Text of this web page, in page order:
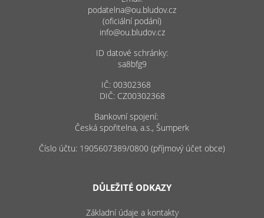
podatelna@ou.bludov.cz
(oficiální podání)
info@ou.bludov.cz
ID datové schránky:
sa8bfg9
IČ: 00302368
DIČ: CZ00302368
Bankovní spojení:
Česká spořitelna, a.s., Šumperk
Číslo účtu: 1905607389/0800 (příjmový účet obce)
DŮLEŽITÉ ODKAZY
Základní údaje a kontakty